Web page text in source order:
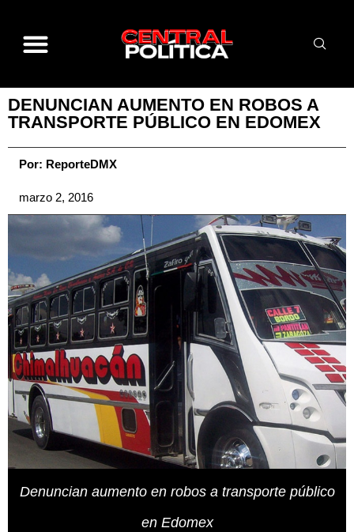
DENUNCIAN AUMENTO EN ROBOS A
TRANSPORTE PÚBLICO EN EDOMEX
Por: ReporteDMX
marzo 2, 2016
Denuncian aumento en robos a transporte público
en Edomex